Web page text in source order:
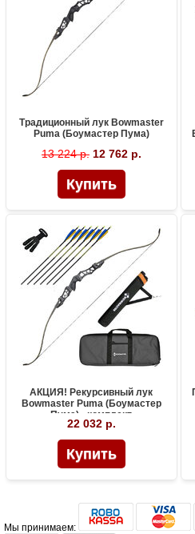
Традиционный лук Bowmaster
Puma (Боумастер Пума)
13 224 р. 12 762 р.
АКЦИЯ! Рекурсивный лук
Bowmaster Puma (Боумастер
Пума) - комплект
22 032 р.
Мы принимаем: